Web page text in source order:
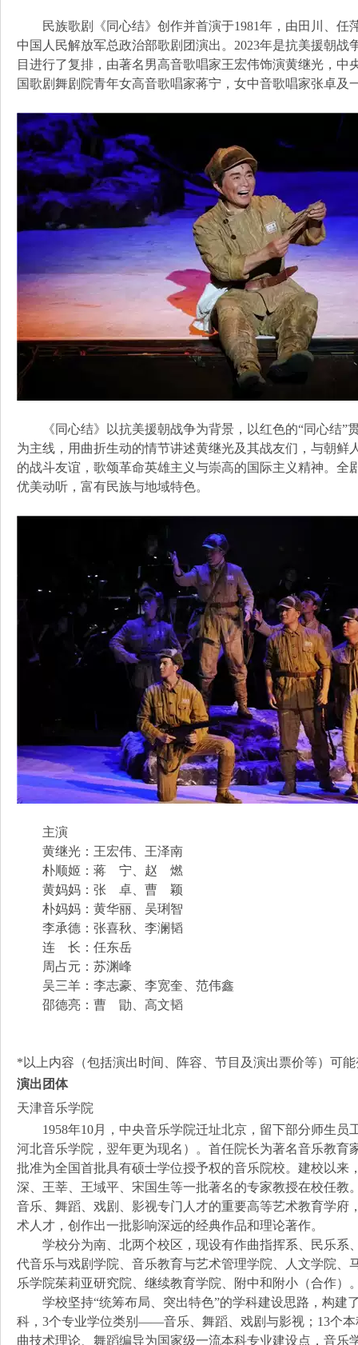
民族歌剧《同心结》创作并首演于1981年，由田川、任
中国人民解放军总政治部歌剧团演出。2023年是抗美援朝
目进行了复排，由著名男高音歌唱家王宏伟饰演黄继光，
国歌剧舞剧院青年女高音歌唱家蒋宁，女中音歌唱家张卓及
《同心结》以抗美援朝战争为背景，以红色的“同心结”
为主线，用曲折生动的情节讲述黄继光及其战友们，与朝鲜
的战斗友谊，歌颂革命英雄主义与崇高的国际主义精神。全
优美动听，富有民族与地域特色。
主演
黄继光：王宏伟、王泽南
朴顺姬：蒋 宁、赵 燃
黄妈妈：张 卓、曹 颖
朴妈妈：黄华丽、吴琍智
李承德：张喜秋、李澜韬
连 长：任东岳
周占元：苏渊峰
吴三羊：李志豪、李宽奎、范伟鑫
邵德亮：曹 勖、高文韬
*以上内容（包括演出时间、阵容、节目及演出票价等）可
演出团体
天津音乐学院
1958年10月，中央音乐学院迁址北京，留下部分师生员
河北音乐学院，翌年更为现名）。首任院长为著名音乐教育
批准为全国首批具有硕士学位授予权的音乐院校。建校以来
深、王莘、王域平、宋国生等一批著名的专家教授在校任教
音乐、舞蹈、戏剧、影视专门人才的重要高等艺术教育学府
术人才，创作出一批影响深远的经典作品和理论著作。
学校分为南、北两个校区，现设有作曲指挥系、民乐系
代音乐与戏剧学院、音乐教育与艺术管理学院、人文学院、
乐学院茱莉亚研究院、继续教育学院、附中和附小（合作）
学校坚持“统筹布局、突出特色”的学科建设思路，构建
科，3个专业学位类别——音乐、舞蹈、戏剧与影视；13个
曲技术理论、舞蹈编导为国家级一流本科专业建设点，音乐